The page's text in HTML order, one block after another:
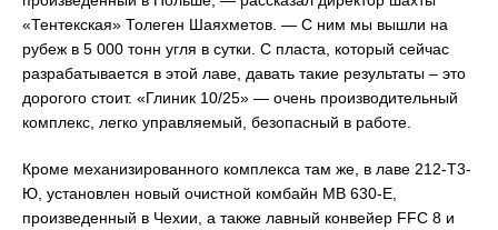
«Тентекская» Толеген Шаяхметов. — С ним мы вышли на
рубеж в 5 000 тонн угля в сутки. С пласта, который сейчас
разрабатывается в этой лаве, давать такие результаты – это
дорогого стоит. «Глиник 10/25» — очень производительный
комплекс, легко управляемый, безопасный в работе.
Кроме механизированного комплекса там же, в лаве 212-Т3-
Ю, установлен новый очистной комбайн МВ 630-Е,
произведенный в Чехии, а также лавный конвейер FFC 8 и